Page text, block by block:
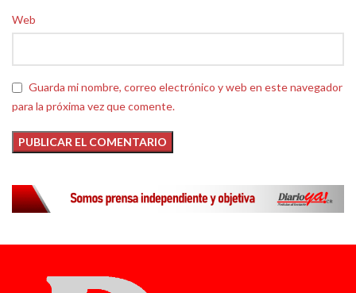
Web
Guarda mi nombre, correo electrónico y web en este navegador
para la próxima vez que comente.